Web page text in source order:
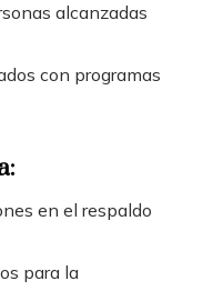
alcanzadas
con programas
en el respaldo
para la